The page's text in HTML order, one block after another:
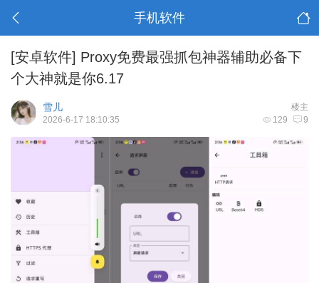
手机软件
[安卓软件] Proxy免费最强抓包神器辅助必备下
个大神就是你6.17
楼主
雪儿
129 9
2026-6-17 18:10:35